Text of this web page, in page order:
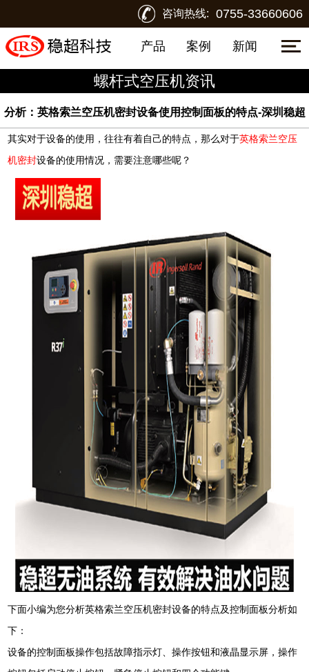
咨询热线: 0755-33660606
产品 案例 新闻
螺杆式空压机资讯
分析：英格索兰空压机密封设备使用控制面板的特点-深圳稳超
其实对于设备的使用，往往有着自己的特点，那么对于英格索兰空压
机密封设备的使用情况，需要注意哪些呢？
下面小编为您分析英格索兰空压机密封设备的特点及控制面板分析如
下：
设备的控制面板操作包括故障指示灯、操作按钮和液晶显示屏，操作